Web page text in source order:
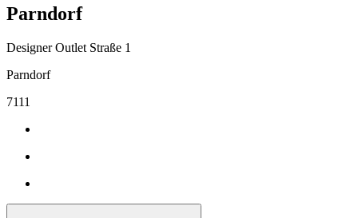
Parndorf
Designer Outlet Straße 1
Parndorf
7111